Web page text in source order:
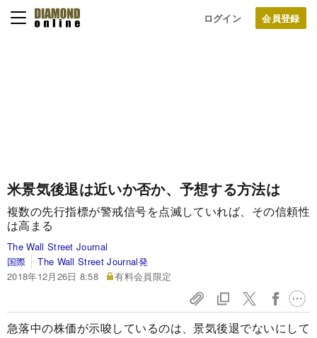
ログイン
米景気後退は近いか否か、予想する方法は
複数の先行指標が警戒信号を点滅していれば、その信頼性
は高まる
The Wall Street Journal
国際
The Wall Street Journal発
2018年12月26日 8:58
有料会員限定
急落中の株価が示唆しているのは、景気後退でないにして